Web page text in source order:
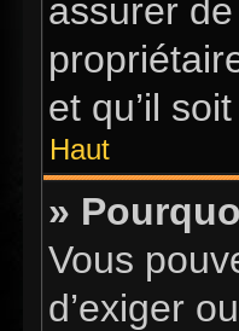
assurer
et qu’il
Haut
»
Vous
d’exiger